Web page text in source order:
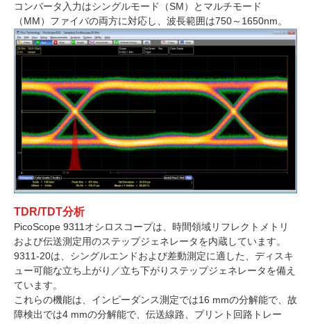
コンバータ入力はシングルモード（SM）とマルチモード
（MM）ファイバの両方に対応し、波長範囲は750～1650nm。
TDR/TDT分析
PicoScope 9311オシロスコープは、時間領域リフレクトメトリ
および伝送測定用のステップジェネレータを内蔵しています。
9311-20は、シングルエンドおよび差動測定に適した、ディスキ
ュー可能な立ち上がり／立ち下がりステップジェネレータを備え
ています。
これらの機能は、インピーダンス測定では16 mmの分解能で、故
障検出では4 mmの分解能で、伝送線路、プリント回路トレー